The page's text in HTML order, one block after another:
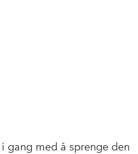
gang med å sprenge den